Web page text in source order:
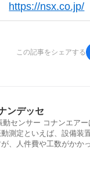
https://nsx.co.jp/
この記事をシェアする
ンデッセ
動センサー コナンエア
測定といえば、設備装
、人件費や工数がかか